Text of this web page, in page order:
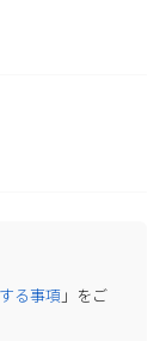
る事項 」をご